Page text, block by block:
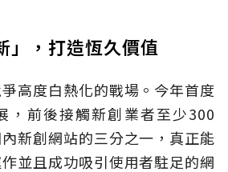
」，打造恆久價值
高度白熱化的戰場。今年首度
，前後接觸新創業者至少300
新創網站的三分之一，真正能
並且成功吸引使用者駐足的網